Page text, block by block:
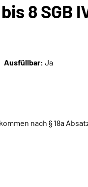
8 SGB
Ausfüllbar: Ja
nach § 18a Absatz